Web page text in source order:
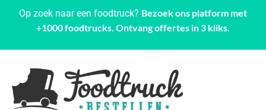
Op zoek naar een foodtruck? Bezoek ons platform met
+1000 foodtrucks. Ontvang offertes in 3 kliks.